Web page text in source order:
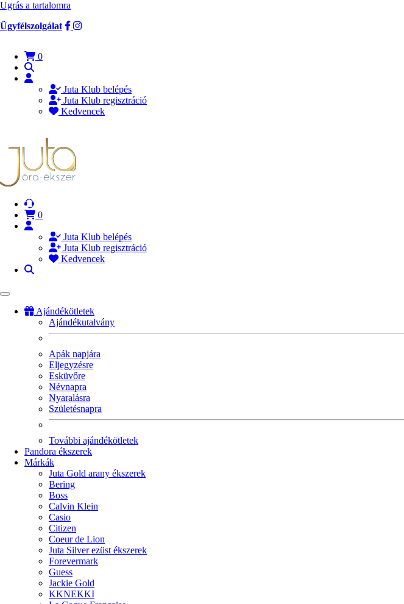
Ugrás a tartalomra
Ügyfélszolgálat
0
Juta Klub belépés
Juta Klub regisztráció
Kedvencek
0
Juta Klub belépés
Juta Klub regisztráció
Kedvencek
Ajándékötletek
Ajándékutalvány
Apák napjára
Eljegyzésre
Esküvőre
Névnapra
Nyaralásra
Születésnapra
További ajándékötletek
Pandora ékszerek
Márkák
Juta Gold arany ékszerek
Bering
Boss
Calvin Klein
Casio
Citizen
Coeur de Lion
Juta Silver ezüst ékszerek
Forevermark
Guess
Jackie Gold
KKNEKKI